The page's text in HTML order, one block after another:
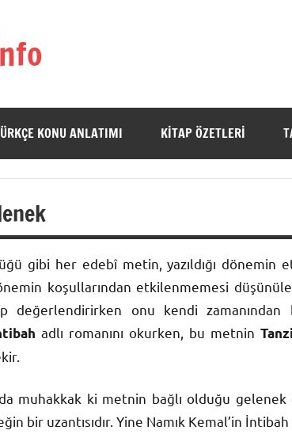
KONU ANLATIMI KITAP ÖZETLERI
gibi her edebî metin, yazıldığı dönemin
koşullarından etkilenmemesi
değerlendirirken onu kendi zamanından
adlı romanını okurken, bu metnin
muhakkak ki metnin bağlı olduğu
bir uzantısıdır. Yine Namık Kemal’in İntibah